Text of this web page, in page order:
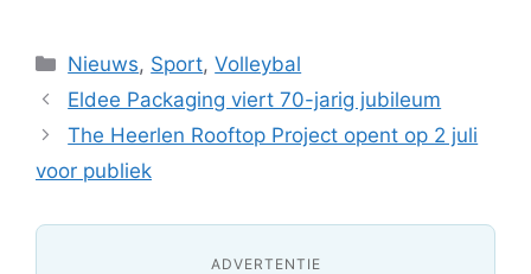
Categorieën
Nieuws, Sport,Volleybal
Eldee Packaging viert 70-jarig jubileum
The Heerlen Rooftop Project opent op 2 juli
voor publiek
ADVERTENTIE